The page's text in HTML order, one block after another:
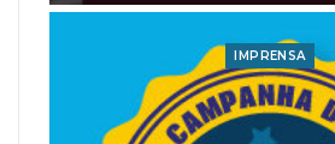
IMPRENSA